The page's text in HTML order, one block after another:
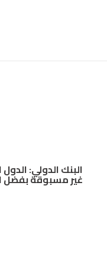
البنك الدولي:
غير مسبوقة بفضل